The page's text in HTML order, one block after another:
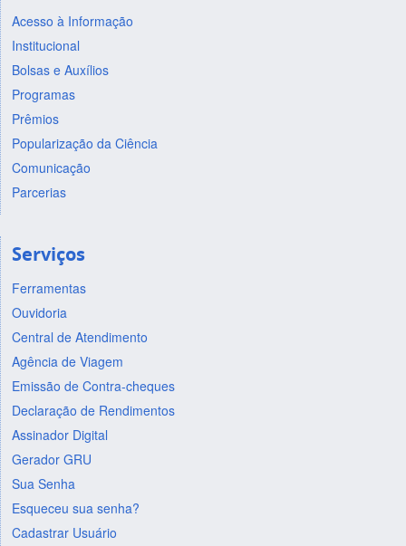
Acesso à Informação
Institucional
Bolsas e Auxílios
Programas
Prêmios
Popularização da Ciência
Comunicação
Parcerias
Serviços
Ferramentas
Ouvidoria
Central de Atendimento
Agência de Viagem
Emissão de Contra-cheques
Declaração de Rendimentos
Assinador Digital
Gerador GRU
Sua Senha
Esqueceu sua senha?
Cadastrar Usuário